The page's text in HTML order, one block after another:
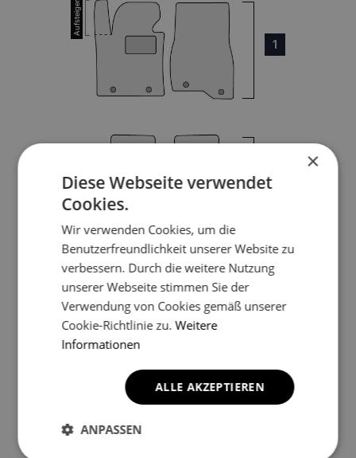
1
Autofußboden unterscheiden.
×
Diese Webseite verwendet
Cookies.
Wir verwenden Cookies, um die
Benutzerfreundlichkeit unserer Website zu
verbessern. Durch die weitere Nutzung
unserer Webseite stimmen Sie der
Verwendung von Cookies gemäß unserer
Cookie-Richtlinie zu.Weitere
Informationen
ALLE AKZEPTIEREN
ANPASSEN